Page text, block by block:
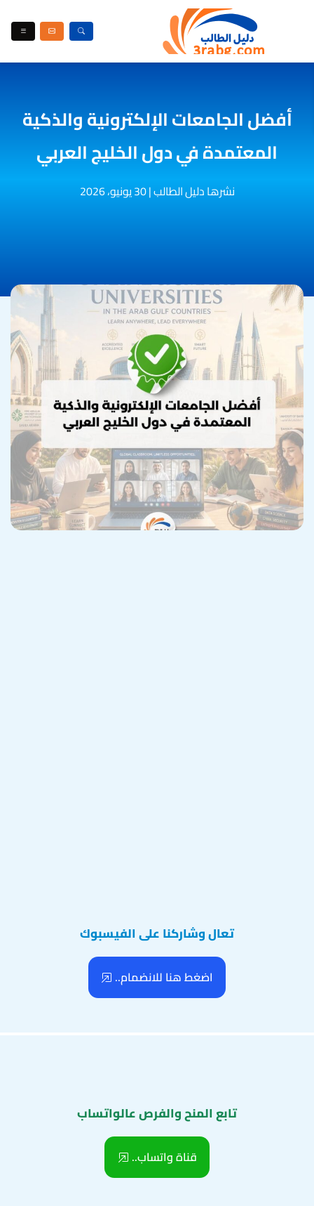
أفضل الجامعات الإلكترونية والذكية
المعتمدة في دول الخليج العربي
نشرها دليل الطالب|30 يونيو، 2026
تعال وشاركنا على الفيسبوك
اضغط هنا للانضمام..
تابع المنح والفرص عالواتساب
قناة واتساب..